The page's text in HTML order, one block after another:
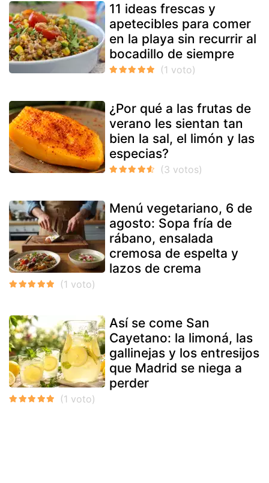
11 ideas frescas y
apetecibles para comer
en la playa sin recurrir al
bocadillo de siempre
¿Por qué a las frutas de
verano les sientan tan
bien la sal, el limón y las
especias?
Menú vegetariano, 6 de
agosto: Sopa fría de
rábano, ensalada
cremosa de espelta y
lazos de crema
Así se come San
Cayetano: la limoná, las
gallinejas y los entresijos
que Madrid se niega a
perder